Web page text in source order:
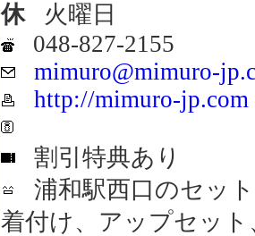
休火曜日
048-827-2155
mimuro@mimuro-
http://mimuro-jp.com
割引特典あり
浦和駅西口のセッ
着付け、アップセッ